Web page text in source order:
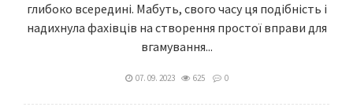
глибоко всередині. Мабуть, свого часу ця подібність і
надихнула фахівців на створення простої вправи для
вгамування...
07. 09. 2023 625 0